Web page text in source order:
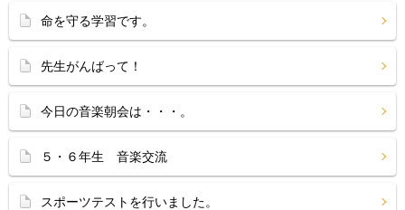
命を守る学習です。
先生がんばって！
今日の音楽朝会は・・・。
５・６年生 音楽交流
スポーツテストを行いました。